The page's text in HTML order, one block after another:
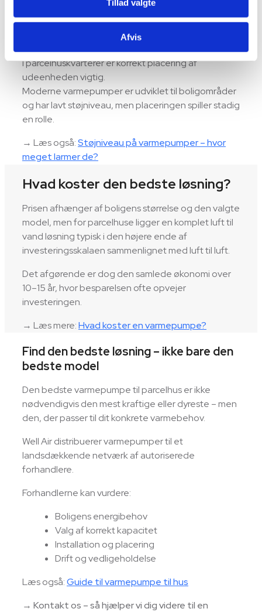
Tillad valgte
Afvis
4. Støjniveau og placering
I parcelhuskvarterer er korrekt placering af
udeenheden vigtig.
Moderne varmepumper er udviklet til boligområder
og har lavt støjniveau, men placeringen spiller stadig
en rolle.
→ Læs også:Støjniveau på varmepumper – hvor
meget larmer de?
Hvad koster den bedste løsning?
Prisen afhænger af boligens størrelse og den valgte
model, men for parcelhuse ligger en komplet luft til
vand løsning typisk i den højere ende af
investeringsskalaen sammenlignet med luft til luft.
Det afgørende er dog den samlede økonomi over
10–15 år, hvor besparelsen ofte opvejer
investeringen.
→ Læs mere:Hvad koster en varmepumpe?
Find den bedste løsning – ikke bare den
bedste model
Den bedste varmepumpe til parcelhus er ikke
nødvendigvis den mest kraftige eller dyreste – men
den, der passer til dit konkrete varmebehov.
Well Air distribuerer varmepumper til et
landsdækkende netværk af autoriserede
forhandlere.
Forhandlerne kan vurdere:
Boligens energibehov
Valg af korrekt kapacitet
Installation og placering
Drift og vedligeholdelse
Læs også:Guide til varmepumpe til hus
→ Kontakt os – så hjælper vi dig videre til en